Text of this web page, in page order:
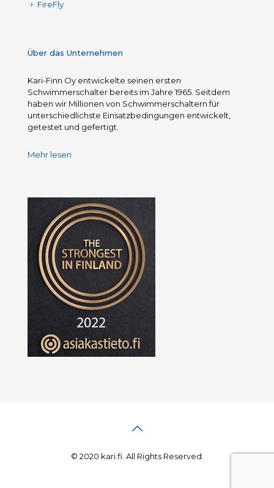
FireFly
Über das Unternehmen
Kari-Finn Oy entwickelte seinen ersten
Schwimmerschalter bereits im Jahre 1965. Seitdem
haben wir Millionen von Schwimmerschaltern für
unterschiedlichste Einsatzbedingungen entwickelt,
getestet und gefertigt.
Mehr lesen
© 2020 kari.fi. All Rights Reserved.